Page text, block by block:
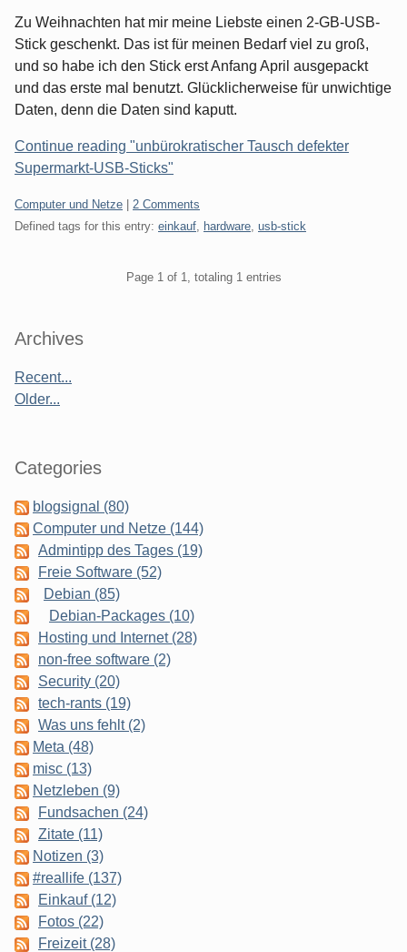
Zu Weihnachten hat mir meine Liebste einen 2-GB-USB-
Stick geschenkt. Das ist für meinen Bedarf viel zu groß,
und so habe ich den Stick erst Anfang April ausgepackt
und das erste mal benutzt. Glücklicherweise für unwichtige
Daten, denn die Daten sind kaputt.
Continue reading "unbürokratischer Tausch defekter
Supermarkt-USB-Sticks"
Categories:
Computer und Netze
2 Comments
Defined tags for this entry: einkauf hardware usb-stick
Page 1 of 1, totaling 1 entries
Sidebar
Archives
Recent...
Older...
Categories
blogsignal (80)
Computer und Netze (144)
Admintipp des Tages (19)
Freie Software (52)
Debian (85)
Debian-Packages (10)
Hosting und Internet (28)
non-free software (2)
Security (20)
tech-rants (19)
Was uns fehlt (2)
Meta (48)
misc (13)
Netzleben (9)
Fundsachen (24)
Zitate (11)
Notizen (3)
#reallife (137)
Einkauf (12)
Fotos (22)
Freizeit (28)